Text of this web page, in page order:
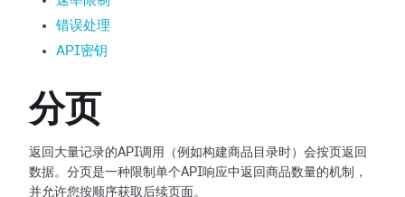
错误处理
API密钥
分页
返回大量记录的API调用（例如构建商品目录时）会按页返回
数据。分页是一种限制单个API响应中返回商品数量的机制，
并允许您按顺序获取后续页面。